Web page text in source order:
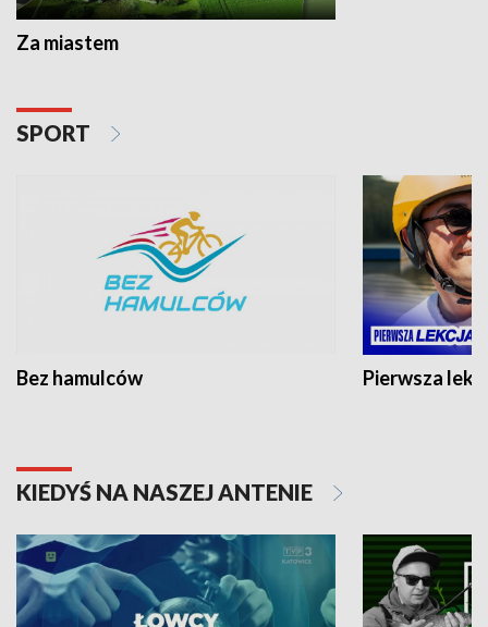
Za miastem
SPORT
Bez hamulców Pierwsza
KIEDYŚ NA NASZEJ ANTENIE